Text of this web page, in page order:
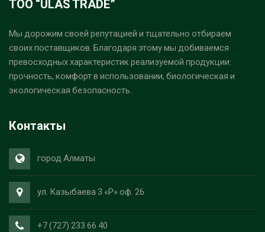
ТОО “ULAS TRADE”
Мы дорожим своей репутацией и тщательно отбираем
своих поставщиков. Благодаря этому мы добиваемся
превосходных характеристик реализуемой продукции:
прочность, комфорт в использовании, биологическая и
экологическая безопасность.
Контакты
город Алматы
ул. Казыбаева 3 «Р» оф. 26
+7 (727) 233 66 40